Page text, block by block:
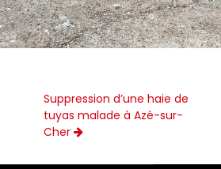
Suppression d’une haie de
tuyas malade à Azé-sur-
Cher